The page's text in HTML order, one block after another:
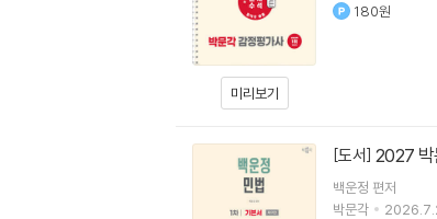
미리보기
180원
[도서] 2027 박
백운정 편저
박문각